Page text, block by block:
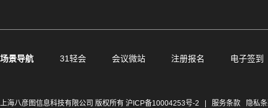
场景导航 31轻会 会议微站 注册报名 电子签到
上海八彦图信息科技有限公司 版权所有 沪ICP备10004253号-2 服务条款
隐私